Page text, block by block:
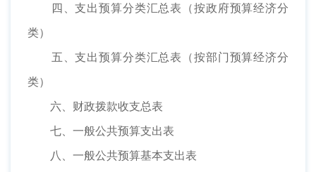
四、支出预算分类汇总表（按政府预算经济分
类）
五、支出预算分类汇总表（按部门预算经济分
类）
六、财政拨款收支总表
七、一般公共预算支出表
八、一般公共预算基本支出表